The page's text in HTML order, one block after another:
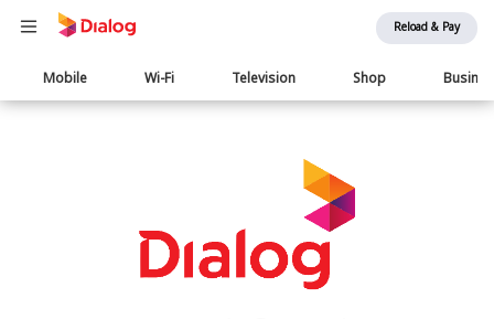
Reload & Pay
Main
navigation
Mobile Wi-Fi Television Shop